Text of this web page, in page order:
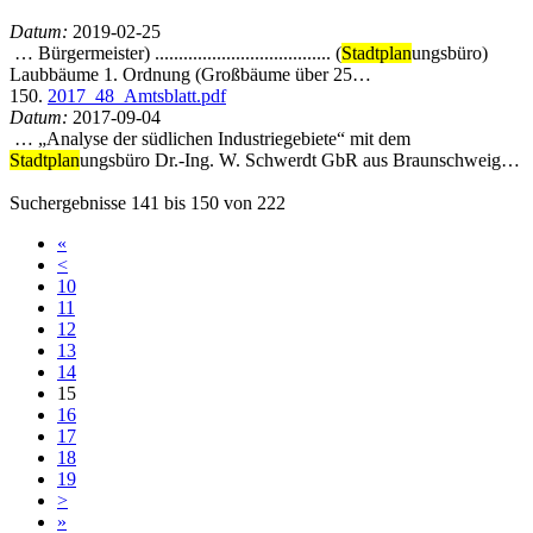
Datum: 2019-02-25
… Bürgermeister) ..................................... (Stadtplanungsbüro)
Laubbäume 1. Ordnung (Großbäume über 25…
150. 2017_48_Amtsblatt.pdf
Datum: 2017-09-04
… „Analyse der südlichen Industriegebiete“ mit dem
Stadtplanungsbüro Dr.-Ing. W. Schwerdt GbR aus Braunschweig…
Suchergebnisse 141 bis 150 von 222
«
<
10
11
12
13
14
15
16
17
18
19
>
»